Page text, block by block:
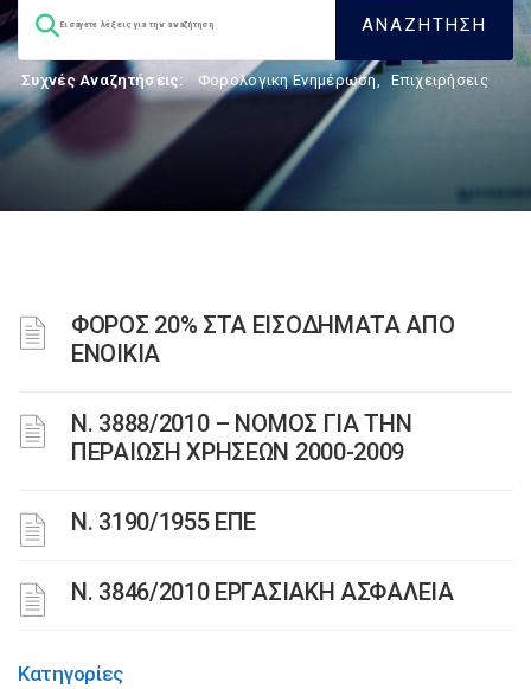
Συχνές Αναζητήσεις: Φορολογικη Ενημέρωση, Επιχειρήσεις
ΦΟΡΟΣ 20% ΣΤΑ ΕΙΣΟΔΗΜΑΤΑ ΑΠΟ
ΕΝΟΙΚΙΑ
Ν. 3888/2010 – ΝΟΜΟΣ ΓΙΑ ΤΗΝ
ΠΕΡΑΙΩΣΗ ΧΡΗΣΕΩΝ 2000-2009
Ν. 3190/1955 ΕΠΕ
Ν. 3846/2010 ΕΡΓΑΣΙΑΚΗ ΑΣΦΑΛΕΙΑ
Κατηγορίες